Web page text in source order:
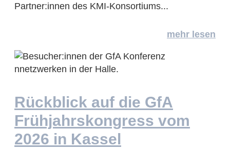
Partner:innen des KMI-Konsortiums...
mehr lesen
Rückblick auf die GfA
Frühjahrskongress vom
2026 in Kassel